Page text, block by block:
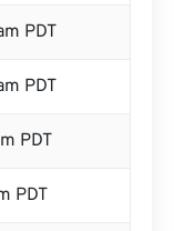
PDT
PDT
PDT
PDT